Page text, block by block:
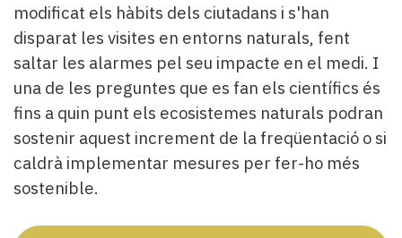
modificat els hàbits dels ciutadans i s'han
disparat les visites en entorns naturals, fent
saltar les alarmes pel seu impacte en el medi. I
una de les preguntes que es fan els científics és
fins a quin punt els ecosistemes naturals podran
sostenir aquest increment de la freqüentació o si
caldrà implementar mesures per fer-ho més
sostenible.